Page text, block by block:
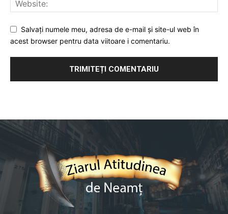
Salvați numele meu, adresa de e-mail și site-ul web în
acest browser pentru data viitoare i comentariu.